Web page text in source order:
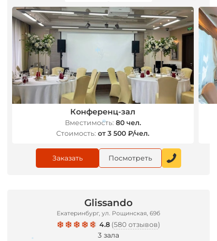
Конференц-зал
Вместимость: 80 чел.
Стоимость: от 3 500 ₽/чел.
Заказать Посмотреть
Glissando
Екатеринбург, ул. Рощинская, 69б
4.8 (580 отзывов)
3 зала
*
*